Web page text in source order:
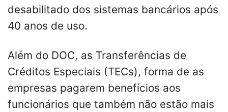
desabilitado dos sistemas bancários após
40 anos de uso.
Além do DOC, as Transferências de
Créditos Especiais (TECs), forma de as
empresas pagarem benefícios aos
funcionários que também não estão mais